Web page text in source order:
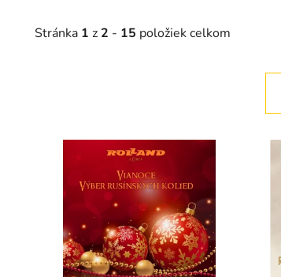
Stránka 1 z 2 - 15 položiek celkom